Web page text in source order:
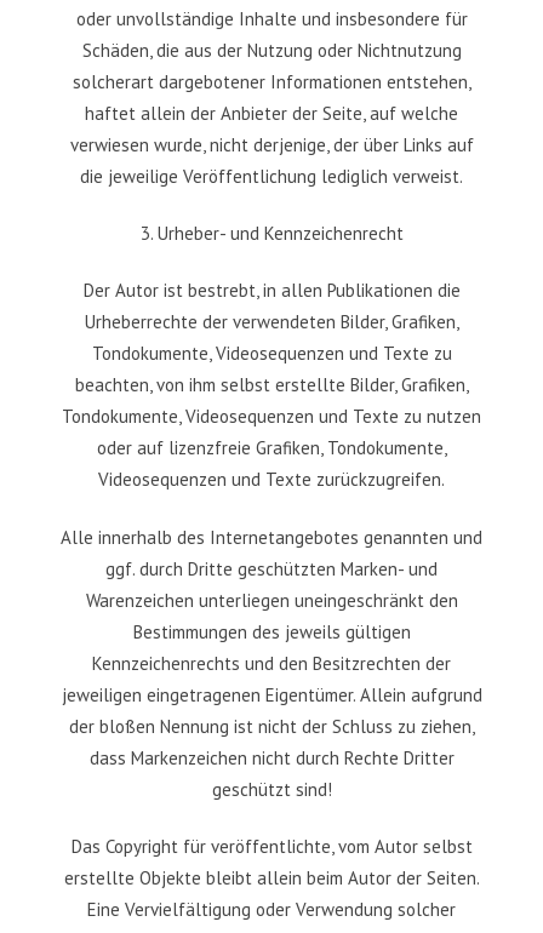
oder unvollständige Inhalte und insbesondere für
Schäden, die aus der Nutzung oder Nichtnutzung
solcherart dargebotener Informationen entstehen,
haftet allein der Anbieter der Seite, auf welche
verwiesen wurde, nicht derjenige, der über Links auf
die jeweilige Veröffentlichung lediglich verweist.
3. Urheber- und Kennzeichenrecht
Der Autor ist bestrebt, in allen Publikationen die
Urheberrechte der verwendeten Bilder, Grafiken,
Tondokumente, Videosequenzen und Texte zu
beachten, von ihm selbst erstellte Bilder, Grafiken,
Tondokumente, Videosequenzen und Texte zu nutzen
oder auf lizenzfreie Grafiken, Tondokumente,
Videosequenzen und Texte zurückzugreifen.
Alle innerhalb des Internetangebotes genannten und
ggf. durch Dritte geschützten Marken- und
Warenzeichen unterliegen uneingeschränkt den
Bestimmungen des jeweils gültigen
Kennzeichenrechts und den Besitzrechten der
jeweiligen eingetragenen Eigentümer. Allein aufgrund
der bloßen Nennung ist nicht der Schluss zu ziehen,
dass Markenzeichen nicht durch Rechte Dritter
geschützt sind!
Das Copyright für veröffentlichte, vom Autor selbst
erstellte Objekte bleibt allein beim Autor der Seiten.
Eine Vervielfältigung oder Verwendung solcher